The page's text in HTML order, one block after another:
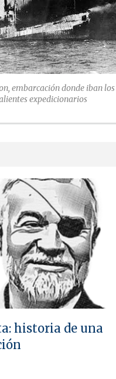
embarcación donde iban los
expedicionarios
historia de una